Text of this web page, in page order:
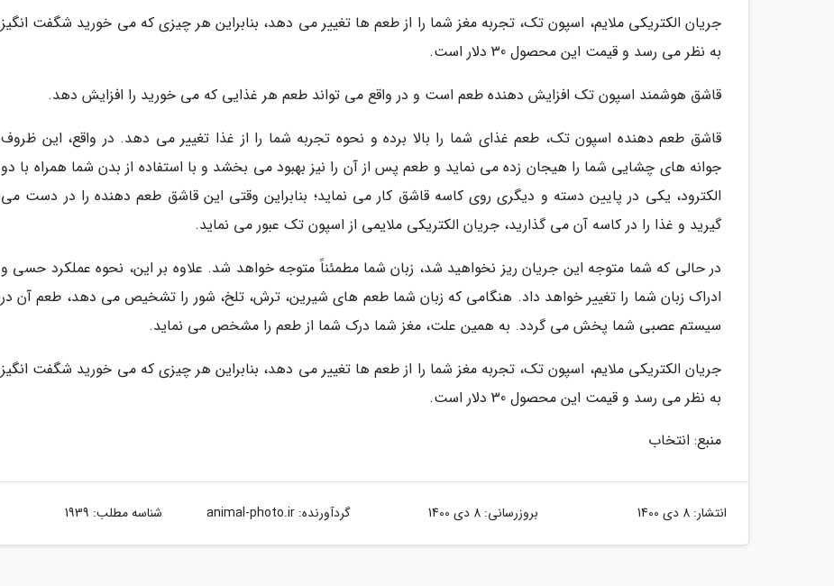
جریان الکتریکی ملایم، اسپون تک، تجربه مغز شما را از طعم ها تغییر می دهد، بنابراین هر چیزی که می خورید شگفت انگیز
به نظر می رسد و قیمت این محصول 30 دلار است.
قاشق هوشمند اسپون تک افزایش دهنده طعم است و در واقع می تواند طعم هر غذایی که می خورید را افزایش دهد.
قاشق طعم دهنده اسپون تک، طعم غذای شما را بالا برده و نحوه تجربه شما را از غذا تغییر می دهد. در واقع، این ظروف
جوانه های چشایی شما را هیجان زده می نماید و طعم پس از آن را نیز بهبود می بخشد و با استفاده از بدن شما همراه با دو
الکترود، یکی در پایین دسته و دیگری روی کاسه قاشق کار می نماید؛ بنابراین وقتی این قاشق طعم دهنده را در دست می
گیرید و غذا را در کاسه آن می گذارید، جریان الکتریکی ملایمی از اسپون تک عبور می نماید.
در حالی که شما متوجه این جریان ریز نخواهید شد، زبان شما مطمئناً متوجه خواهد شد. علاوه بر این، نحوه عملکرد حسی و
ادراک زبان شما را تغییر خواهد داد. هنگامی که زبان شما طعم های شیرین، ترش، تلخ، شور را تشخیص می دهد، طعم آن در
سیستم عصبی شما پخش می گردد. به همین علت، مغز شما درک شما از طعم را مشخص می نماید.
جریان الکتریکی ملایم، اسپون تک، تجربه مغز شما را از طعم ها تغییر می دهد، بنابراین هر چیزی که می خورید شگفت انگیز
به نظر می رسد و قیمت این محصول 30 دلار است.
منبع: انتخاب
انتشار: 8 دی 1400 بروزرسانی: 8 دی 1400 گردآورنده:animal-photo.ir شناسه مطلب: 1939